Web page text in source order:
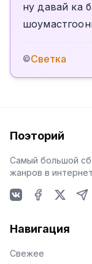
ну давай ка
©Светка
Поэторий
Самый большой
жанров в
Навигация
Свежее